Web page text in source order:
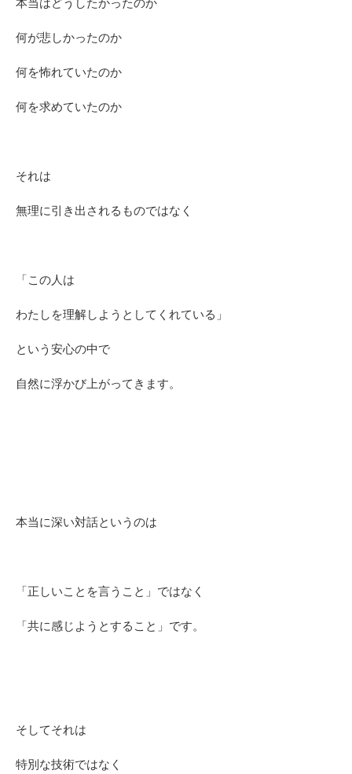
本当はどうしたかったのか
何が悲しかったのか
何を怖れていたのか
何を求めていたのか
それは
無理に引き出されるものではなく
「この人は
わたしを理解しようとしてくれている」
という安心の中で
自然に浮かび上がってきます。
本当に深い対話というのは
「正しいことを言うこと」ではなく
「共に感じようとすること」です。
そしてそれは
特別な技術ではなく